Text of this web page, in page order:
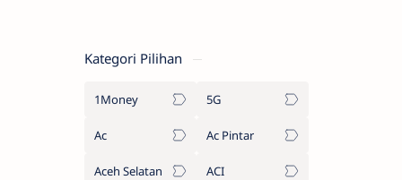
Kategori Pilihan
1Money 5G
Ac Ac Pintar
Aceh Selatan ACI